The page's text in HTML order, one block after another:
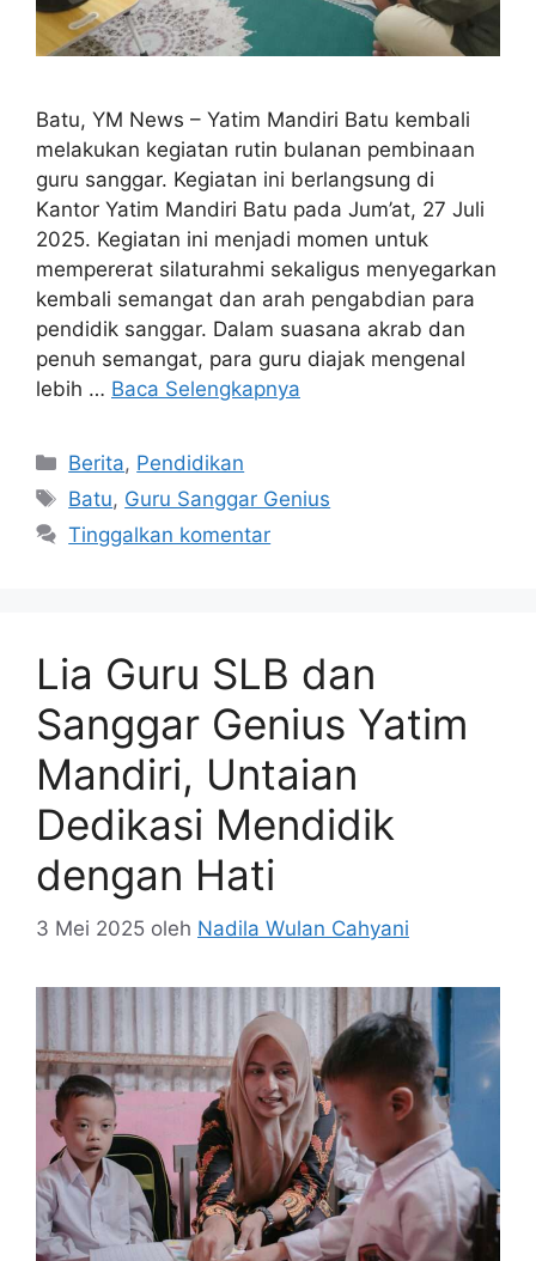
Batu, YM News – Yatim Mandiri Batu kembali
melakukan kegiatan rutin bulanan pembinaan
guru sanggar. Kegiatan ini berlangsung di
Kantor Yatim Mandiri Batu pada Jum’at, 27 Juli
2025. Kegiatan ini menjadi momen untuk
mempererat silaturahmi sekaligus menyegarkan
kembali semangat dan arah pengabdian para
pendidik sanggar. Dalam suasana akrab dan
penuh semangat, para guru diajak mengenal
lebih … Baca Selengkapnya
Berita, Pendidikan
Batu, Guru Sanggar Genius
Tinggalkan komentar
Lia Guru SLB dan
Sanggar Genius Yatim
Mandiri, Untaian
Dedikasi Mendidik
dengan Hati
3 Mei 2025 oleh Nadila Wulan Cahyani